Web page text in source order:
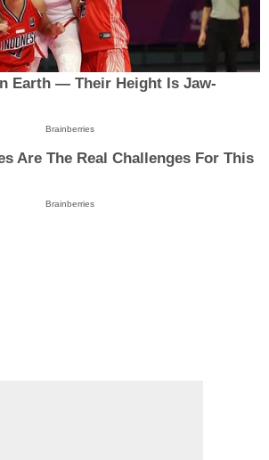
Earth — Their Height Is Jaw-
Brainberries
Are The Real Challenges For This
Brainberries